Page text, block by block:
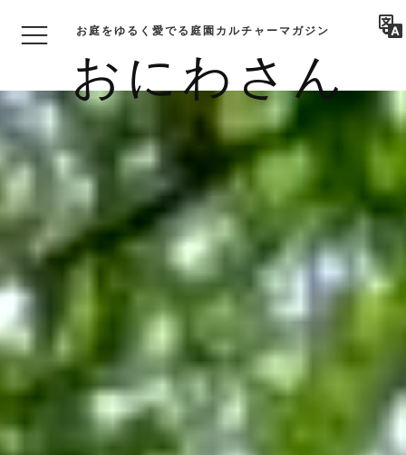
おにわさん
お庭をゆるく愛でる庭園カルチャーマガジン